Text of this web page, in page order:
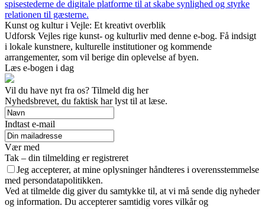
spisestederne de digitale platforme til at skabe synlighed og styrke
relationen til gæsterne.
Kunst og kultur i Vejle: Et kreativt overblik
Udforsk Vejles rige kunst- og kulturliv med denne e-bog. Få indsigt
i lokale kunstnere, kulturelle institutioner og kommende
arrangementer, som vil berige din oplevelse af byen.
Læs e-bogen i dag
Vil du have nyt fra os? Tilmeld dig her
Nyhedsbrevet, du faktisk har lyst til at læse.
Indtast e-mail
Vær med
Tak – din tilmelding er registreret
Jeg accepterer, at mine oplysninger håndteres i overensstemmelse
med persondatapolitikken.
Ved at tilmelde dig giver du samtykke til, at vi må sende dig nyheder
og information. Du accepterer samtidig vores vilkår og